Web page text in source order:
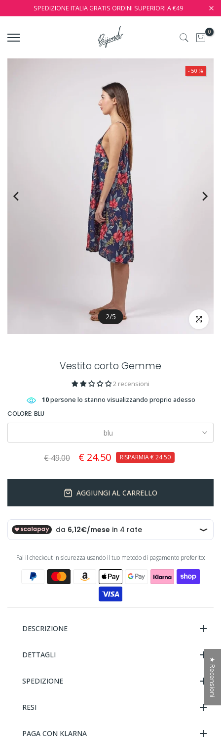
SPEDIZIONE ITALIA GRATIS ORDINI SUPERIORI A €49
0
2/5
- 50 %
clicca per
Vestito corto Gemme
2 recensioni
10persone lo stanno visualizzando proprio adesso
COLORE: BLU
blu
€ 49.00 € 24.50 RISPARMIA€ 24.50
AGGIUNGI AL CARRELLO
Fai il checkout in sicurezza usando il tuo metodo di pagamento preferito:
DESCRIZIONE
DETTAGLI
SPEDIZIONE
RESI
PAGA CON KLARNA
★ Recensioni